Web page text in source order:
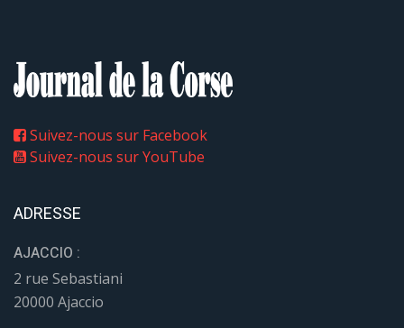
Suivez-nous sur Facebook
Suivez-nous sur YouTube
ADRESSE
AJACCIO :
2 rue Sebastiani
20000 Ajaccio